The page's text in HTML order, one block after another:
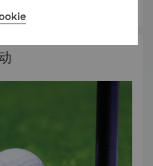
飙升的探险活动，期间您将
娜纹身、肚皮舞和水烟，同
的烧烤晚宴。
公园